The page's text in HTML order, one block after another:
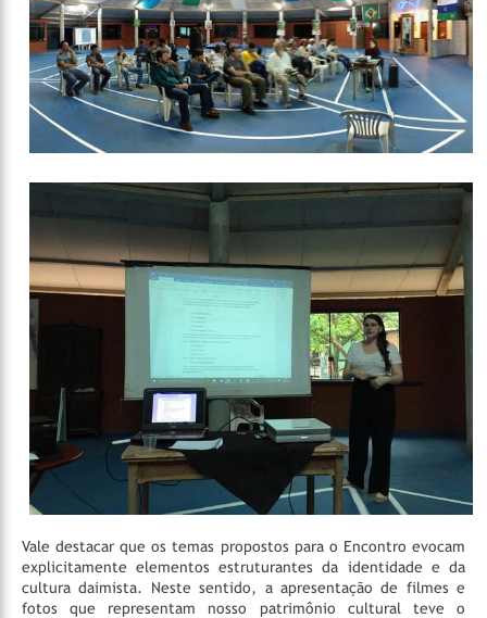
Vale destacar que os temas propostos para o Encontro evocam
explicitamente elementos estruturantes da identidade e da
cultura daimista. Neste sentido, a apresentação de filmes e
fotos que representam nosso patrimônio cultural teve o